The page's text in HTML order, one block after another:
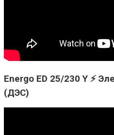
Energo ED 25/230 Y ⚡
(ДЭС)